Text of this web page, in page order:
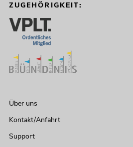
ZUGEHÖRIGKEIT:
Über uns
Kontakt/Anfahrt
Support